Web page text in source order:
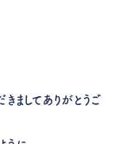
ましてありがとうご